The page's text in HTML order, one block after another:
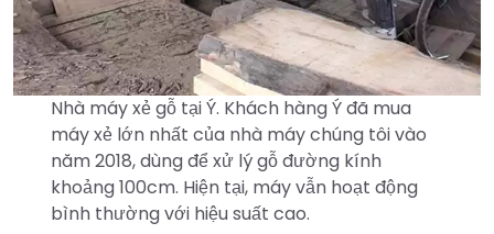
Nhà máy xẻ gỗ tại Ý. Khách hàng Ý đã mua
máy xẻ lớn nhất của nhà máy chúng tôi vào
năm 2018, dùng để xử lý gỗ đường kính
khoảng 100cm. Hiện tại, máy vẫn hoạt động
bình thường với hiệu suất cao.